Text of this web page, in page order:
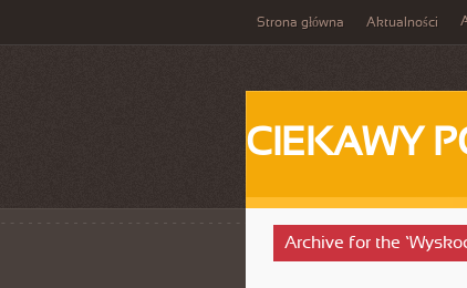
Strona główna Aktualności
CIEKAWY
Archive for the